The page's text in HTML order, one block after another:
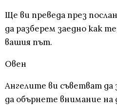
Ще ви преведа през
да разберем заедно как
вашия път.
Овен
Ангелите ви съветват
да обърнете внимание